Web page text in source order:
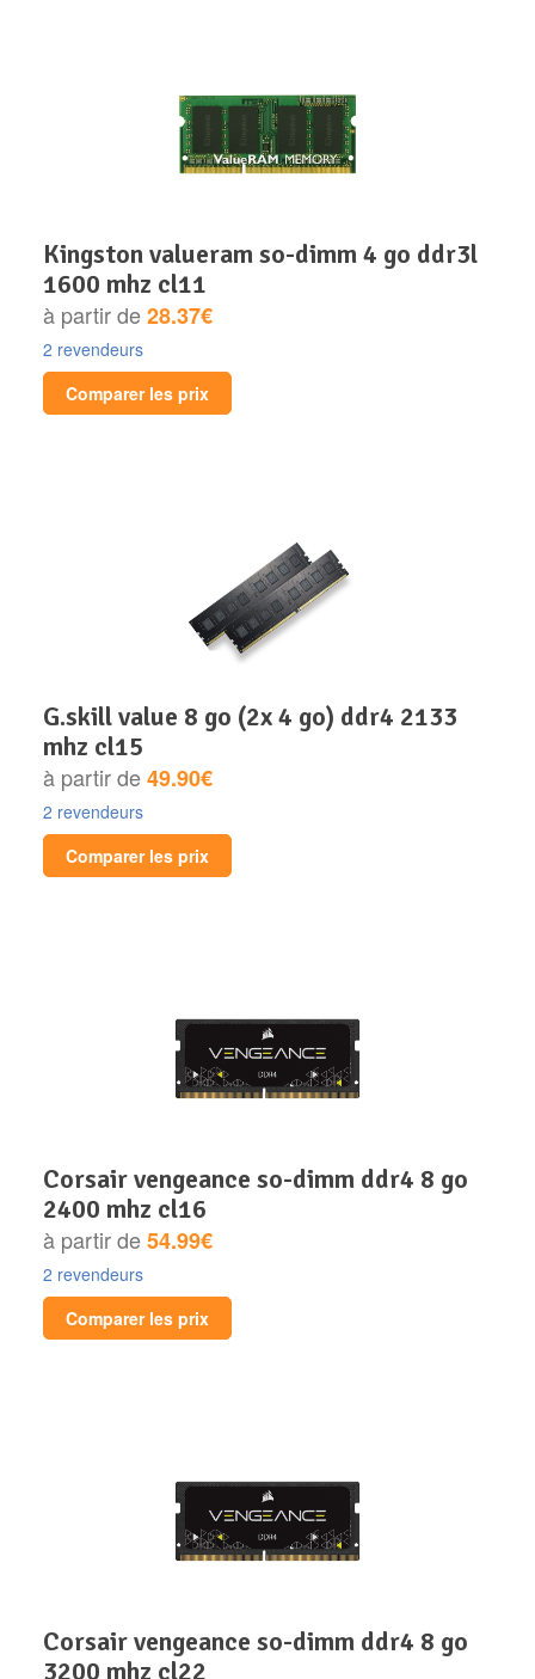
Processeur
Disque SSD
kingston valueram so-dimm 4 go ddr3l
1600 mhz cl11
à partir de28.37€
2 revendeurs
Comparer les prix
g.skill value 8 go (2x 4 go) ddr4 2133
mhz cl15
à partir de49.90€
2 revendeurs
Comparer les prix
corsair vengeance so-dimm ddr4 8 go
2400 mhz cl16
à partir de54.99€
2 revendeurs
Comparer les prix
corsair vengeance so-dimm ddr4 8 go
3200 mhz cl22